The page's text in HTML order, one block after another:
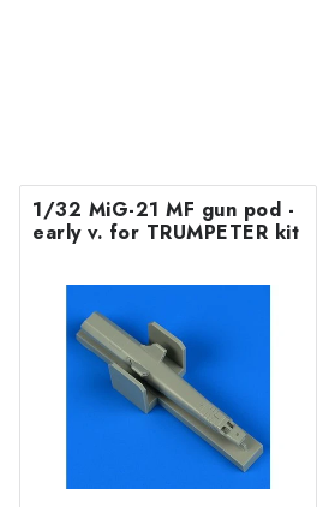
1/32 MiG-21 MF gun pod -
early v. for TRUMPETER kit